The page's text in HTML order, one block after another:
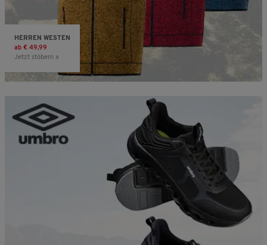
HERREN WESTEN
ab € 49,99
Jetzt stöbern »